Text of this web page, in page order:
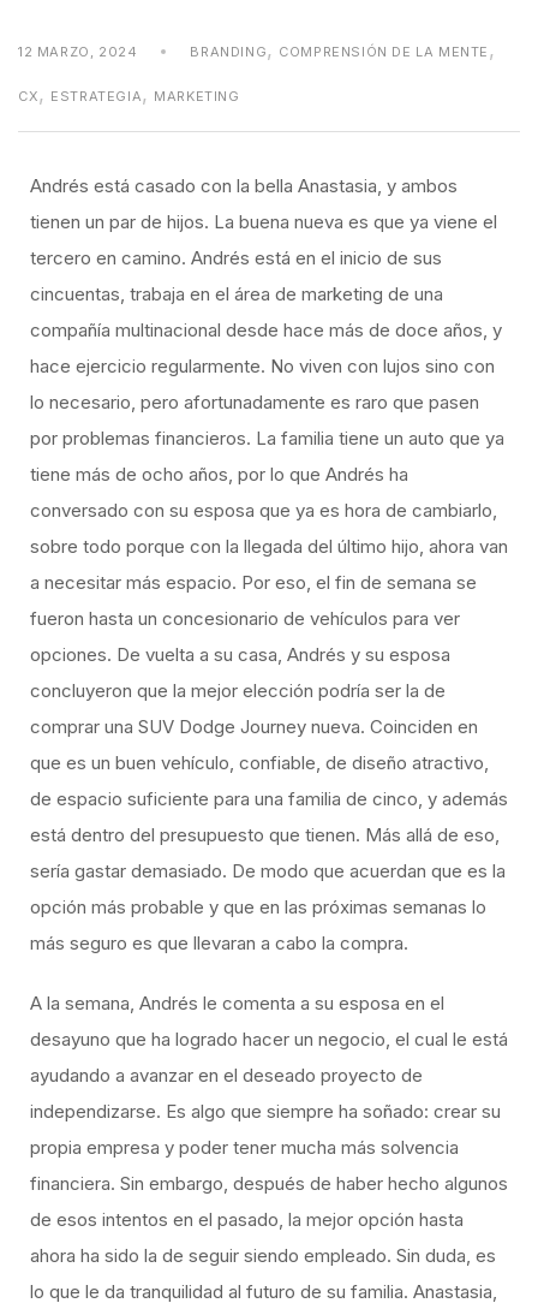
12 MARZO, 2024 BRANDING, COMPRENSIÓN DE LA MENTE ,
CX, ESTRATEGIA, MARKETING
Andrés está casado con la bella Anastasia, y ambos
tienen un par de hijos. La buena nueva es que ya viene el
tercero en camino. Andrés está en el inicio de sus
cincuentas, trabaja en el área de marketing de una
compañía multinacional desde hace más de doce años, y
hace ejercicio regularmente. No viven con lujos sino con
lo necesario, pero afortunadamente es raro que pasen
por problemas financieros. La familia tiene un auto que ya
tiene más de ocho años, por lo que Andrés ha
conversado con su esposa que ya es hora de cambiarlo,
sobre todo porque con la llegada del último hijo, ahora van
a necesitar más espacio. Por eso, el fin de semana se
fueron hasta un concesionario de vehículos para ver
opciones. De vuelta a su casa, Andrés y su esposa
concluyeron que la mejor elección podría ser la de
comprar una SUV Dodge Journey nueva. Coinciden en
que es un buen vehículo, confiable, de diseño atractivo,
de espacio suficiente para una familia de cinco, y además
está dentro del presupuesto que tienen. Más allá de eso,
sería gastar demasiado. De modo que acuerdan que es la
opción más probable y que en las próximas semanas lo
más seguro es que llevaran a cabo la compra.
A la semana, Andrés le comenta a su esposa en el
desayuno que ha logrado hacer un negocio, el cual le está
ayudando a avanzar en el deseado proyecto de
independizarse. Es algo que siempre ha soñado: crear su
propia empresa y poder tener mucha más solvencia
financiera. Sin embargo, después de haber hecho algunos
de esos intentos en el pasado, la mejor opción hasta
ahora ha sido la de seguir siendo empleado. Sin duda, es
lo que le da tranquilidad al futuro de su familia. Anastasia,